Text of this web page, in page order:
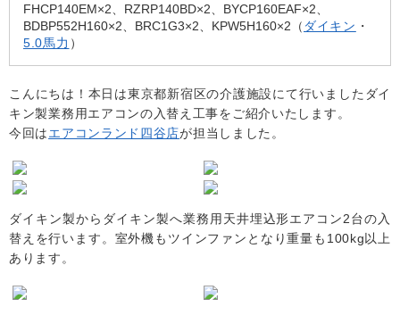
FHCP140EM×2、RZRP140BD×2、BYCP160EAF×2、
BDBP552H160×2、BRC1G3×2、KPW5H160×2（ ダイキン ・
5.0馬力 ）
こんにちは！本日は東京都新宿区の介護施設にて行いましたダイ
キン製業務用エアコンの入替え工事をご紹介いたします。
今回はエアコンランド四谷店が担当しました。
ダイキン製からダイキン製へ業務用天井埋込形エアコン2台の入
替えを行います。室外機もツインファンとなり重量も100kg以上
あります。